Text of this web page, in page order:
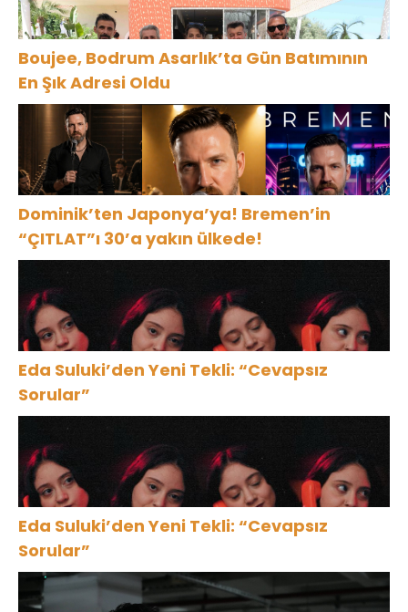
Boujee, Bodrum Asarlık’ta Gün Batımının
En Şık Adresi Oldu
Dominik’ten Japonya’ya! Bremen’in
“ÇITLAT”ı 30’a yakın ülkede!
Eda Suluki’den Yeni Tekli: “Cevapsız
Sorular”
Eda Suluki’den Yeni Tekli: “Cevapsız
Sorular”